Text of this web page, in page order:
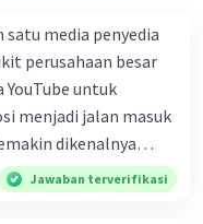
perusahaan besar
untuk
besar pula peluang
Jawaban terverifikasi